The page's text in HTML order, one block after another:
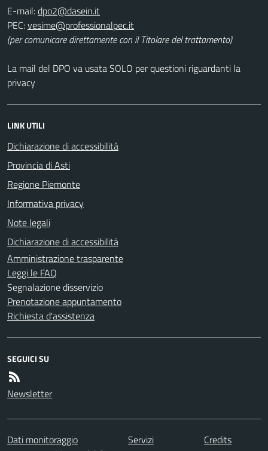
E-mail:
PEC:
(per comunicare direttamente con il Titolare del trattamento)
La mail del DPO va usata SOLO per questioni riguardanti la
privacy
LINK UTILI
Dichiarazione di accessibilità
Provincia di Asti
Regione Piemonte
Informativa privacy
Note legali
Dichiarazione di accessibilità
Amministrazione trasparente
Leggi le FAQ
Segnalazione disservizio
Prenotazione appuntamento
Richiesta d'assistenza
SEGUICI SU
Newsletter
Dati monitoraggio Servizi
Credits